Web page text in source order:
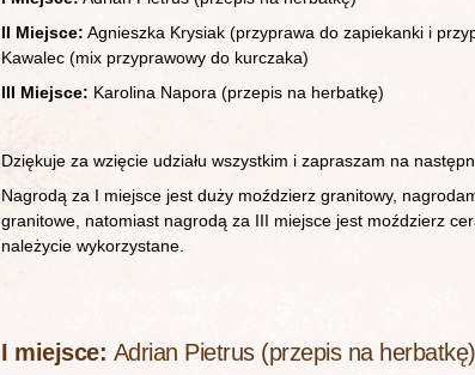
II Miejsce: Agnieszka Krysiak (przyprawa do zapiekanki i
Kawalec (mix przyprawowy do kurczaka)
III Miejsce: Karolina Napora (przepis na herbatkę)
Dziękuje za wzięcie udziału wszystkim i zapraszam na
Nagrodą za I miejsce jest duży moździerz granitowy,
granitowe, natomiast nagrodą za III miejsce jest moździerz
należycie wykorzystane.
I miejsce: Adrian Pietrus (przepis na herbatkę)